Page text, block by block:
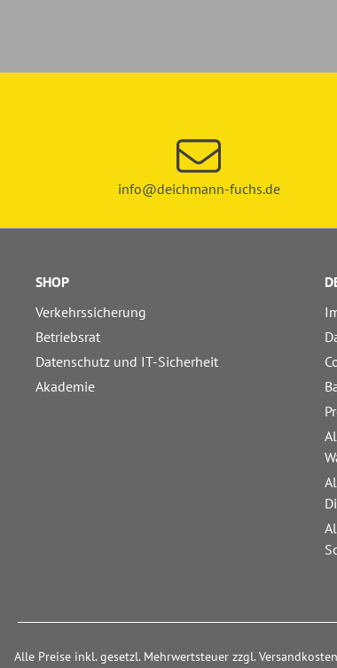
info@deichmann-fuchs.de
SHOP
Verkehrssicherung
Betriebsrat
Datenschutz und IT-Sicherheit
Akademie
Alle Preise inkl. gesetzl. Mehrwertsteuer zzgl.